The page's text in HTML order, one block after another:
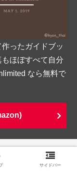
ったガイドブッ
ほぼすべて自分
なら無料で
サイドバー